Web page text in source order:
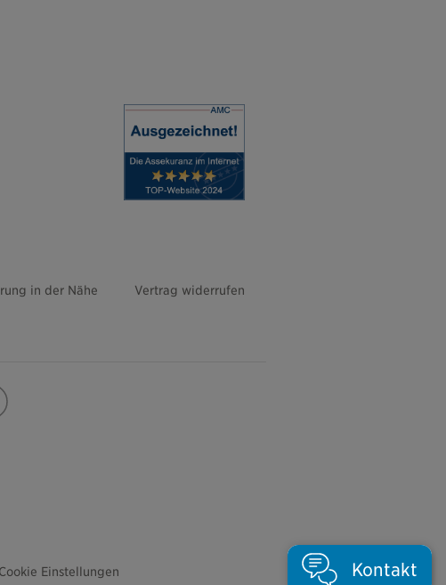
in der Nähe Vertrag widerrufen
Cookie Einstellungen Kontakt